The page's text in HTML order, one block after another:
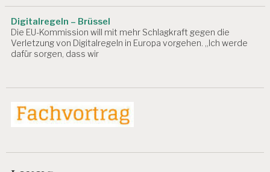
C
H
R
N
B
D
Digitalregeln – Brüssel
Die EU-Kommission will mit mehr Schlagkraft gegen die
Verletzung von Digitalregeln in Europa vorgehen. „Ich werde
dafür sorgen, dass wir